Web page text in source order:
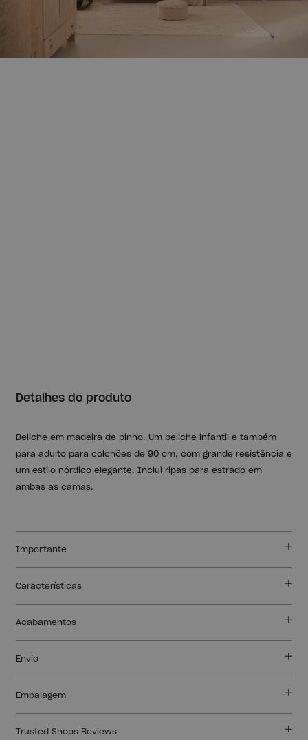
Detalhes do produto
Beliche em madeira de pinho. Um beliche infantil e também
para adulto para colchões de 90 cm, com grande resistência e
um estilo nórdico elegante. Inclui ripas para estrado em
ambas as camas.
Importante
Características
Acabamentos
Envio
Embalagem
Trusted Shops Reviews